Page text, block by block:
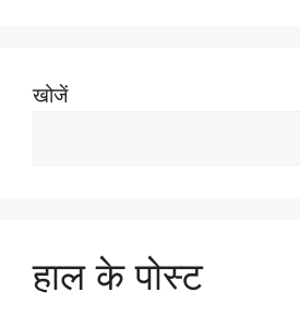
o
खोजें
हाल के पोस्ट